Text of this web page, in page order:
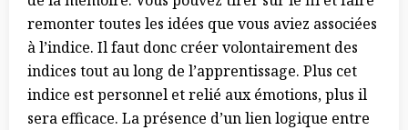
remonter toutes les idées que vous aviez associées
à l’indice. Il faut donc créer volontairement des
indices tout au long de l’apprentissage. Plus cet
indice est personnel et relié aux émotions, plus il
sera efficace. La présence d’un lien logique entre